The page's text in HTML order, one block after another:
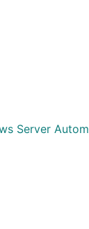
Server